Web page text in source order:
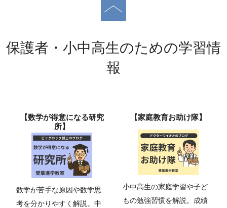
保護者・小中高生のための学習情
報
【数学が得意になる研究
所】
数学が苦手な原因や数学思
考を分かりやすく解説。中
【家庭教育お助け隊】
小中高生の家庭学習や子ど
もの勉強習慣を解説。成績